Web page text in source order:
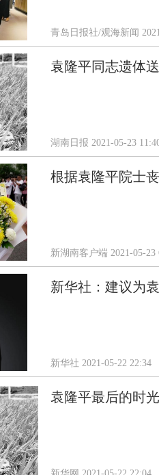
青岛日报社/观海新闻
袁隆平同志遗体
湖南日报 2021-05-23
根据袁隆平院士
​新湖南客户端 2021-05-23
新华社：建议为
新华社 2021-05-22 22:34
袁隆平最后的时